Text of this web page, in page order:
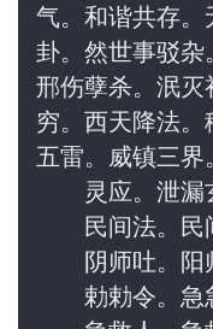
气。和谐共存。
卦。然世事驳杂
邢伤孽杀。泯
穷。西天降法
五雷。威镇三界
灵应。泄漏
民间法。民间
阴师吐。阳师
勅勅令。急急